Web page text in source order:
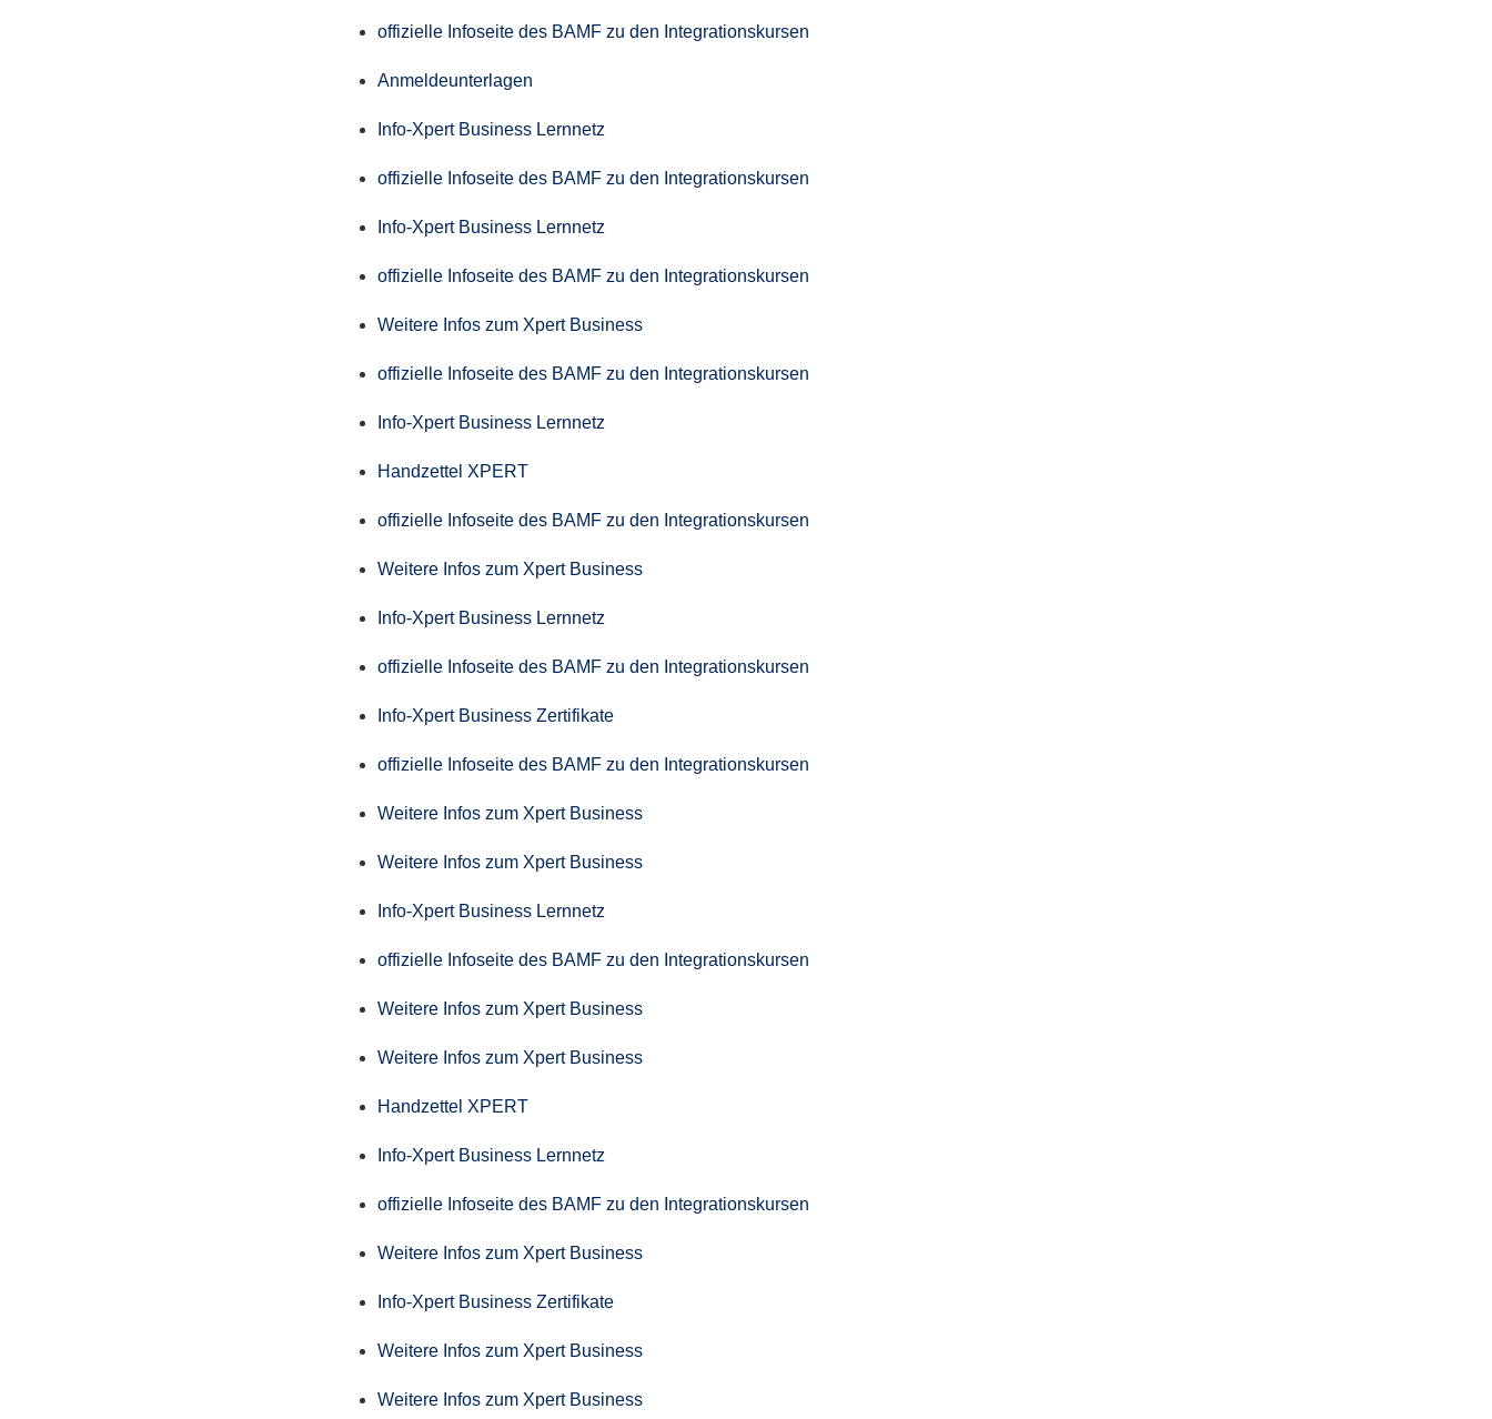
offizielle Infoseite des BAMF zu den Integrationskursen
Anmeldeunterlagen
Info-Xpert Business Lernnetz
offizielle Infoseite des BAMF zu den Integrationskursen
Info-Xpert Business Lernnetz
offizielle Infoseite des BAMF zu den Integrationskursen
Weitere Infos zum Xpert Business
offizielle Infoseite des BAMF zu den Integrationskursen
Info-Xpert Business Lernnetz
Handzettel XPERT
offizielle Infoseite des BAMF zu den Integrationskursen
Weitere Infos zum Xpert Business
Info-Xpert Business Lernnetz
offizielle Infoseite des BAMF zu den Integrationskursen
Info-Xpert Business Zertifikate
offizielle Infoseite des BAMF zu den Integrationskursen
Weitere Infos zum Xpert Business
Weitere Infos zum Xpert Business
Info-Xpert Business Lernnetz
offizielle Infoseite des BAMF zu den Integrationskursen
Weitere Infos zum Xpert Business
Weitere Infos zum Xpert Business
Handzettel XPERT
Info-Xpert Business Lernnetz
offizielle Infoseite des BAMF zu den Integrationskursen
Weitere Infos zum Xpert Business
Info-Xpert Business Zertifikate
Weitere Infos zum Xpert Business
Weitere Infos zum Xpert Business